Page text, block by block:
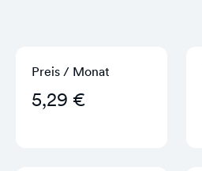
Preis / Monat
5,29 €